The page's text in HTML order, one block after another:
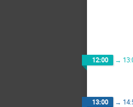
12:00 →
13:00 →